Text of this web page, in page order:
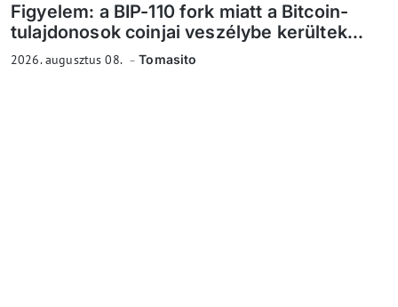
Figyelem: a BIP-110 fork miatt a Bitcoin-
tulajdonosok coinjai veszélybe kerültek...
2026. augusztus 08. Tomasito